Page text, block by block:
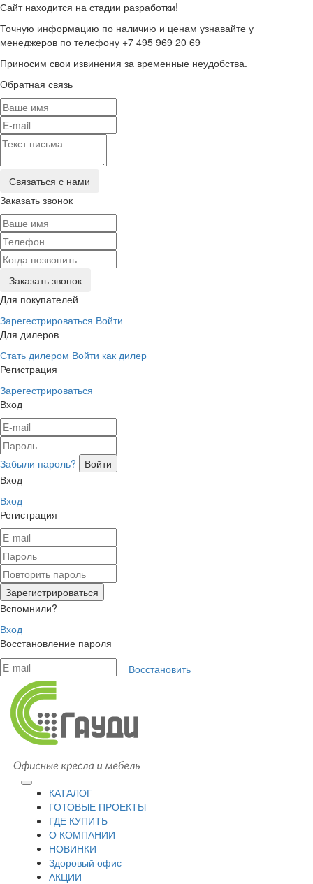
Сайт находится на стадии разработки!
Точную информацию по наличию и ценам узнавайте у
менеджеров по телефону +7 495 969 20 69
Приносим свои извинения за временные неудобства.
Обратная связь
Заказать звонок
Для покупателей
Зарегестрироваться Войти
Для дилеров
Стать дилером Войти как дилер
Регистрация
Зарегестрироваться
Вход
Забыли пароль?
Вход
Вход
Регистрация
Вспомнили?
Вход
Восстановление пароля
Восстановить
КАТАЛОГ
ГОТОВЫЕ ПРОЕКТЫ
ГДЕ КУПИТЬ
О КОМПАНИИ
НОВИНКИ
Здоровый офис
АКЦИИ